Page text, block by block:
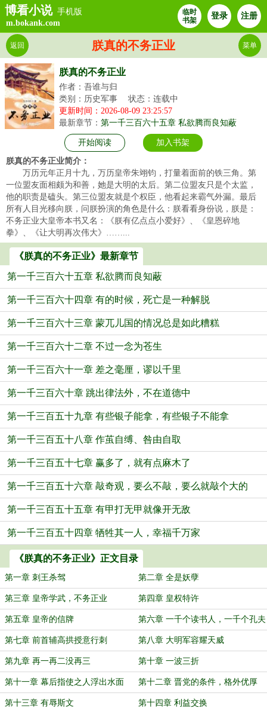
博看小说 手机版
m.bokank.com
临时
书架
登录 注册
朕真的不务正业
返回 菜单
朕真的不务正业
作者：吾谁与归
类别：历史军事
状态：连载中
更新时间：2026-08-09 23:25:57
最新章节： 第一千三百六十五章 私欲腾而良知蔽
开始阅读 加入书架
朕真的不务正业简介：
万历元年正月十九，万历皇帝朱翊钧，打量着面前的铁三角。第
一位盟友面相颇为和善，她是大明的太后。第二位盟友只是个太监，
他的职责是磕头。第三位盟友就是个权臣，他看起来霸气外漏。最后
所有人目光移向朕，问朕扮演的角色是什么：朕看看身份说，朕是：
不务正业大皇帝本书又名：《朕有亿点点小爱好》、《皇恩碎地
拳》、《让大明再次伟大》……...
《朕真的不务正业》最新章节
第一千三百六十五章 私欲腾而良知蔽
第一千三百六十四章 有的时候，死亡是一种解脱
第一千三百六十三章 蒙兀儿国的情况总是如此糟糕
第一千三百六十二章 不过一念为苍生
第一千三百六十一章 差之毫厘，谬以千里
第一千三百六十章 跳出律法外，不在道德中
第一千三百五十九章 有些银子能拿，有些银子不能拿
第一千三百五十八章 作茧自缚、咎由自取
第一千三百五十七章 赢多了，就有点麻木了
第一千三百五十六章 敲奇观，要么不敲，要么就敲个大的
第一千三百五十五章 有甲打无甲就像开无敌
第一千三百五十四章 牺牲其一人，幸福千万家
《朕真的不务正业》正文目录
第一章 刺王杀驾 第二章 全是妖孽
第三章 皇帝学武，不务正业 第四章 皇权特许
第五章 皇帝的信牌 第六章 一千个读书人，一千个孔夫
子
第七章 前首辅高拱授意行刺 第八章 大明军容耀天威
第九章 再一再二没再三 第十章 一波三折
第十一章 幕后指使之人浮出水面 第十二章 晋党的条件，格外优厚
第十三章 有辱斯文 第十四章 利益交换